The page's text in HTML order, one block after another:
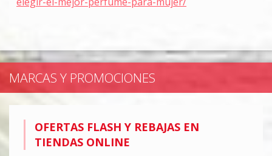
MARCAS Y PROMOCIONES
OFERTAS FLASH Y REBAJAS EN
TIENDAS ONLINE